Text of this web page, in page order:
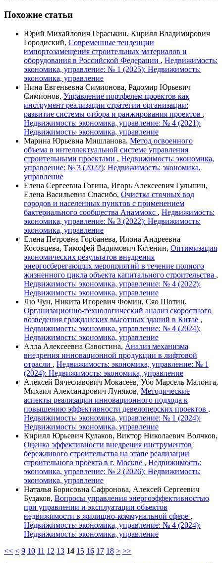
Похожие статьи
Юрий Михайлович Гераськин, Кирилл Владимирович
Городиский, Современные тенденции
импортозамещения строительных материалов и
оборудования в Российской Федерации , Недвижимость:
экономика, управление: № 1 (2025): Недвижимость:
экономика, управление
Нина Евгеньевна Симионова, Радомир Юрьевич
Симионов, Управление портфелем проектов как
инструмент реализации стратегии организации:
развитие системы отбора и ранжирования проектов ,
Недвижимость: экономика, управление: № 4 (2021):
Недвижимость: экономика, управление
Марина Юрьевна Мишланова, Метод освоенного
объема в интеллектуальной системе управления
строительными проектами , Недвижимость: экономика,
управление: № 3 (2022): Недвижимость: экономика,
управление
Елена Сергеевна Гогина, Игорь Алексеевич Гульшин,
Елена Васильевна Спасибо, Очистка сточных вод
городов и населенных пунктов с применением
бактериального сообщества Анаммокс , Недвижимость:
экономика, управление: № 3 (2022): Недвижимость:
экономика, управление
Елена Петровна Горбанева, Илона Андреевна
Косовцева, Тимофей Вадимович Кстенин, Оптимизация
экономических результатов внедрения
энергосберегающих мероприятий в течение полного
жизненного цикла объекта капитального строительства ,
Недвижимость: экономика, управление: № 4 (2022):
Недвижимость: экономика, управление
Лю Чун, Никита Игоревич Фомин, Сяо Шотин,
Организационно-технологический анализ скоростного
возведения гражданских высотных зданий в Китае ,
Недвижимость: экономика, управление: № 4 (2024):
Недвижимость: экономика, управление
Алла Алексеевна Савостина, Анализ механизма
внедрения инновационной продукции в лифтовой
отрасли , Недвижимость: экономика, управление: № 1
(2024): Недвижимость: экономика, управление
Алексей Вячеславович Мокасеев, Убо Марсель Малонга,
Михаил Александрович Луняков, Методические
аспекты реализации инновационного подхода к
повышению эффективности девелоперских проектов ,
Недвижимость: экономика, управление: № 1 (2024):
Недвижимость: экономика, управление
Кирилл Юрьевич Кулаков, Виктор Николаевич Волчков,
Оценка эффективности внедрения инструментов
бережливого строительства на этапе реализации
строительного проекта в г. Москве , Недвижимость:
экономика, управление: № 2 (2026): Недвижимость:
экономика, управление
Наталья Борисовна Сафронова, Алексей Сергеевич
Будаков, Вопросы управления энергоэффективностью
при управлении и эксплуатации объектов
недвижимости в жилищно-коммунальной сфере ,
Недвижимость: экономика, управление: № 4 (2024):
Недвижимость: экономика, управление
<< < 9 10 11 12 13 14 15 16 17 18 > >>